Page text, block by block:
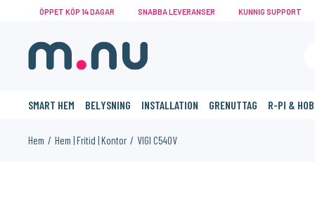
ÖPPET KÖP 14 DAGAR SNABBA LEVERANSER KUNNIG SUPPORT
SMART HEM BELYSNING INSTALLATION GRENUTTAG R-PI &
Hem Hem | Fritid | Kontor VIGI C540V